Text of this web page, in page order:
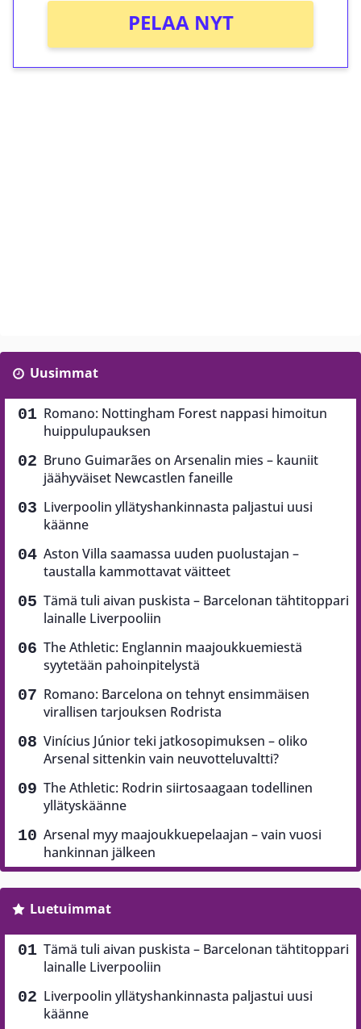
PELAA NYT
Uusimmat
Romano: Nottingham Forest nappasi himoitun
huippulupauksen
Bruno Guimarães on Arsenalin mies – kauniit
jäähyväiset Newcastlen faneille
Liverpoolin yllätyshankinnasta paljastui uusi
käänne
Aston Villa saamassa uuden puolustajan –
taustalla kammottavat väitteet
Tämä tuli aivan puskista – Barcelonan tähtitoppari
lainalle Liverpooliin
The Athletic: Englannin maajoukkuemiestä
syytetään pahoinpitelystä
Romano: Barcelona on tehnyt ensimmäisen
virallisen tarjouksen Rodrista
Vinícius Júnior teki jatkosopimuksen – oliko
Arsenal sittenkin vain neuvotteluvaltti?
The Athletic: Rodrin siirtosaagaan todellinen
yllätyskäänne
Arsenal myy maajoukkuepelaajan – vain vuosi
hankinnan jälkeen
Luetuimmat
Tämä tuli aivan puskista – Barcelonan tähtitoppari
lainalle Liverpooliin
Liverpoolin yllätyshankinnasta paljastui uusi
käänne